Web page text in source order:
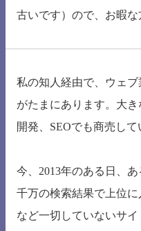
古いです）ので、お暇な
私の知人経由で、ウェ
がたまにあります。大
開発、SEOでも商売し
今、2013年のある日、
千万の検索結果で上位
など一切していないサ